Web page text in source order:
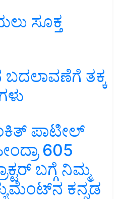
ಸೂಕ್ತ
ತಕ್ಕ
ಪಾಟೀಲ್
605
ಬಗ್ಗೆ ನಿಮ್ಮ
ಕನ್ನಡ